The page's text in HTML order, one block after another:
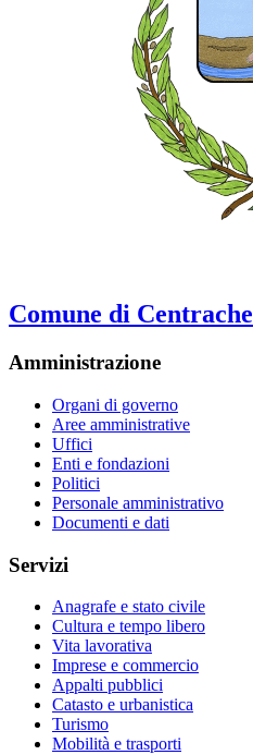
Comune di Centrache
Amministrazione
Organi di governo
Aree amministrative
Uffici
Enti e fondazioni
Politici
Personale amministrativo
Documenti e dati
Servizi
Anagrafe e stato civile
Cultura e tempo libero
Vita lavorativa
Imprese e commercio
Appalti pubblici
Catasto e urbanistica
Turismo
Mobilità e trasporti